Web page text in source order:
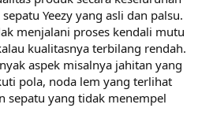
Yeezy yang asli dan palsu.
menjalani proses kendali mutu
kualitasnya terbilang rendah.
aspek misalnya jahitan yang
pola, noda lem yang terlihat
sepatu yang tidak menempel